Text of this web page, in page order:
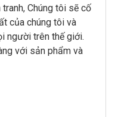
Chúng tôi sẽ cố
của chúng tôi và
người trên thế giới.
với sản phẩm và